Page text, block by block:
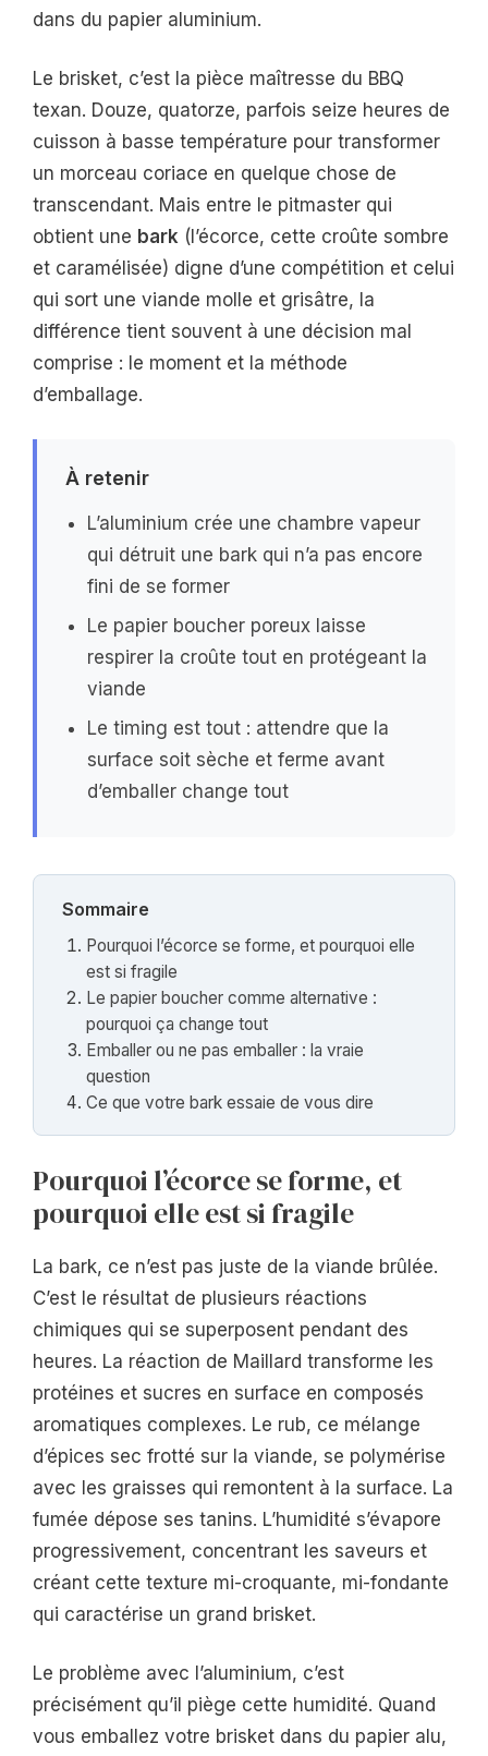
dans du papier aluminium.
Le brisket, c’est la pièce maîtresse du BBQ
texan. Douze, quatorze, parfois seize heures de
cuisson à basse température pour transformer
un morceau coriace en quelque chose de
transcendant. Mais entre le pitmaster qui
obtient une bark (l’écorce, cette croûte sombre
et caramélisée) digne d’une compétition et celui
qui sort une viande molle et grisâtre, la
différence tient souvent à une décision mal
comprise : le moment et la méthode
d’emballage.
À retenir
L’aluminium crée une chambre vapeur
qui détruit une bark qui n’a pas encore
fini de se former
Le papier boucher poreux laisse
respirer la croûte tout en protégeant la
viande
Le timing est tout : attendre que la
surface soit sèche et ferme avant
d’emballer change tout
Sommaire
Pourquoi l’écorce se forme, et pourquoi elle
est si fragile
Le papier boucher comme alternative :
pourquoi ça change tout
Emballer ou ne pas emballer : la vraie
question
Ce que votre bark essaie de vous dire
Pourquoi l’écorce se forme, et
pourquoi elle est si fragile
La bark, ce n’est pas juste de la viande brûlée.
C’est le résultat de plusieurs réactions
chimiques qui se superposent pendant des
heures. La réaction de Maillard transforme les
protéines et sucres en surface en composés
aromatiques complexes. Le rub, ce mélange
d’épices sec frotté sur la viande, se polymérise
avec les graisses qui remontent à la surface. La
fumée dépose ses tanins. L’humidité s’évapore
progressivement, concentrant les saveurs et
créant cette texture mi-croquante, mi-fondante
qui caractérise un grand brisket.
Le problème avec l’aluminium, c’est
précisément qu’il piège cette humidité. Quand
vous emballez votre brisket dans du papier alu,